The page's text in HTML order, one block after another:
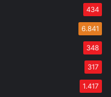
434
6.841
348
317
1.417